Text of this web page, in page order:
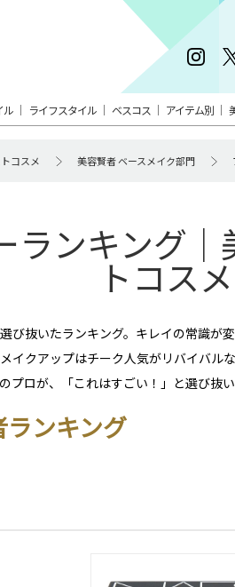
ル ライフスタイル ベスコス アイテム別
コスメ 美容賢者 ベースメイク部門
ランキング
トコスメ
び抜いたランキング。キレイの常識が
イクアップはチーク人気がリバイバル
プロが、「これはすごい！」と選び抜
ンキング